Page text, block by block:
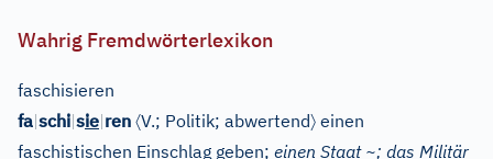
Wahrig Fremdwörterlexikon
faschisieren
fa|schi|sie|ren 〈V.; Politik; abwertend〉 einen
faschistischen Einschlag geben; einen Staat ~; das Militär